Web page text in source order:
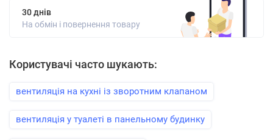
30 днів
На обмін і повернення товару
Користувачі часто шукають:
вентиляція на кухні із зворотним клапаном
вентиляція у туалеті в панельному будинку